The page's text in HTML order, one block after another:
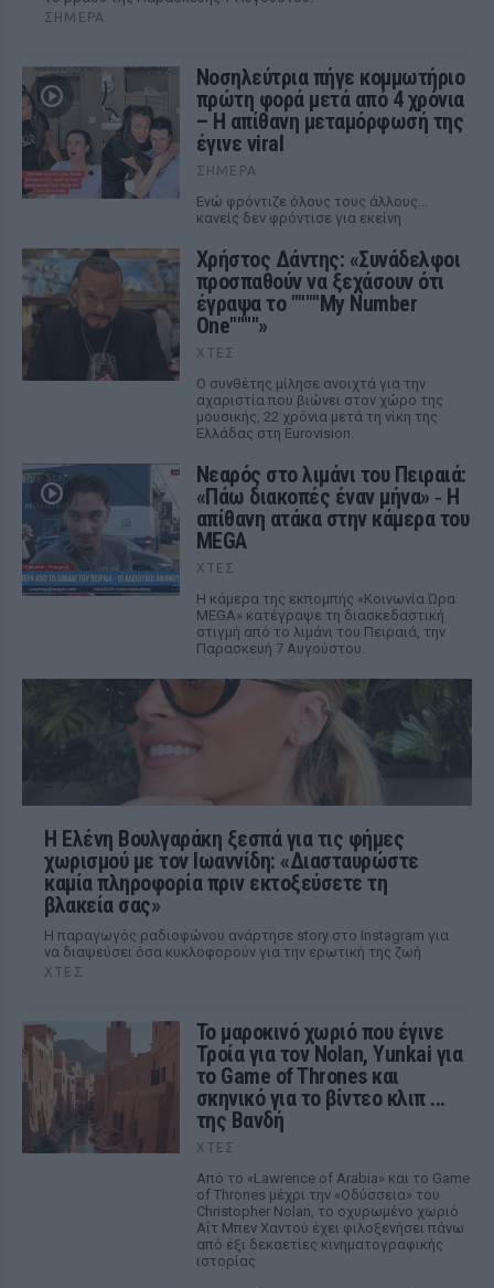
ΣΉΜΕΡΑ
Νοσηλεύτρια πήγε κομμωτήριο
πρώτη φορά μετά από 4 χρόνια
– Η απίθανη μεταμόρφωσή της
έγινε viral
ΣΉΜΕΡΑ
Ενώ φρόντιζε όλους τους άλλους...
κανείς δεν φρόντισε για εκείνη
Χρήστος Δάντης: «Συνάδελφοι
προσπαθούν να ξεχάσουν ότι
έγραψα το """"My Number
One""""»
ΧΤΕΣ
Ο συνθέτης μίλησε ανοιχτά για την
αχαριστία που βιώνει στον χώρο της
μουσικής, 22 χρόνια μετά τη νίκη της
Ελλάδας στη Eurovision.
Νεαρός στο λιμάνι του Πειραιά:
«Πάω διακοπές έναν μήνα» ‑ Η
απίθανη ατάκα στην κάμερα του
MEGA
ΧΤΕΣ
Η κάμερα της εκπομπής «Κοινωνία Ώρα
MEGA» κατέγραψε τη διασκεδαστική
στιγμή από το λιμάνι του Πειραιά, την
Παρασκευή 7 Αυγούστου.
Η Ελένη Βουλγαράκη ξεσπά για τις φήμες
χωρισμού με τον Ιωαννίδη: «Διασταυρώστε
καμία πληροφορία πριν εκτοξεύσετε τη
βλακεία σας»
Η παραγωγός ραδιοφώνου ανάρτησε story στο Instagram για
να διαψεύσει όσα κυκλοφορούν για την ερωτική της ζωή
ΧΤΕΣ
Το μαροκινό χωριό που έγινε
Τροία για τον Nolan, Yunkai για
το Game of Thrones και
σκηνικό για το βίντεο κλιπ ...
της Βανδή
ΧΤΕΣ
Από το «Lawrence of Arabia» και το Game
of Thrones μέχρι την «Οδύσσεια» του
Christopher Nolan, το οχυρωμένο χωριό
Αΐτ Μπεν Χαντού έχει φιλοξενήσει πάνω
από έξι δεκαετίες κινηματογραφικής
ιστορίας